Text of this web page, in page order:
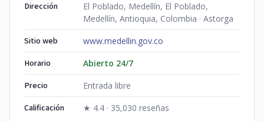
Dirección
El Poblado, Medellín, El Poblado,
Medellín, Antioquia, Colombia · Astorga
Sitio web www.medellin.gov.co
Horario Abierto 24/7
Precio Entrada libre
Calificación ★ 4.4 · 35,030 reseñas